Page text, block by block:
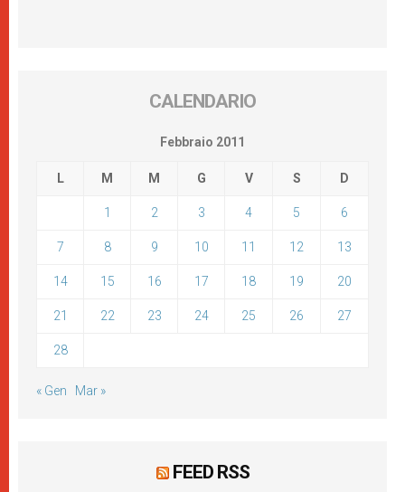
CALENDARIO
Febbraio 2011
L M M G V S D
1 2 3 4 5 6
7 8 9 10 11 12 13
14 15 16 17 18 19 20
21 22 23 24 25 26 27
28
« Gen Mar »
FEED RSS